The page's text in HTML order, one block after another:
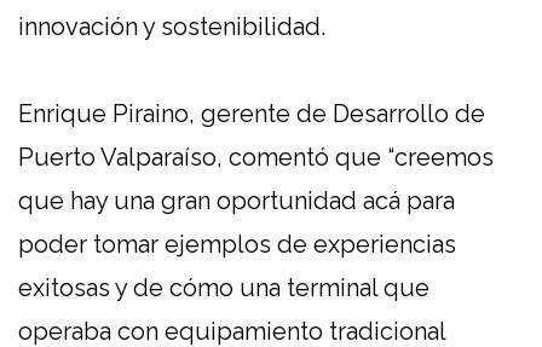
innovación y sostenibilidad.
Enrique Piraino, gerente de Desarrollo de
Puerto Valparaíso, comentó que “creemos
que hay una gran oportunidad acá para
poder tomar ejemplos de experiencias
exitosas y de cómo una terminal que
operaba con equipamiento tradicional